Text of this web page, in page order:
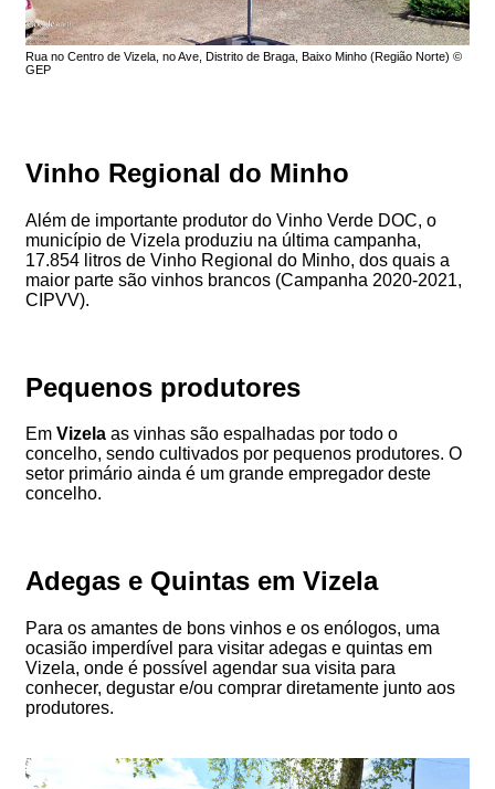
Rua no Centro de Vizela, no Ave, Distrito de Braga, Baixo Minho (Região Norte) ©
GEP
Vinho Regional do Minho
Além de importante produtor do Vinho Verde DOC, o
município de Vizela produziu na última campanha,
17.854 litros de Vinho Regional do Minho, dos quais a
maior parte são vinhos brancos (Campanha 2020-2021,
CIPVV).
Pequenos produtores
Em Vizela as vinhas são espalhadas por todo o
concelho, sendo cultivados por pequenos produtores. O
setor primário ainda é um grande empregador deste
concelho.
Adegas e Quintas em Vizela
Para os amantes de bons vinhos e os enólogos, uma
ocasião imperdível para visitar adegas e quintas em
Vizela, onde é possível agendar sua visita para
conhecer, degustar e/ou comprar diretamente junto aos
produtores.